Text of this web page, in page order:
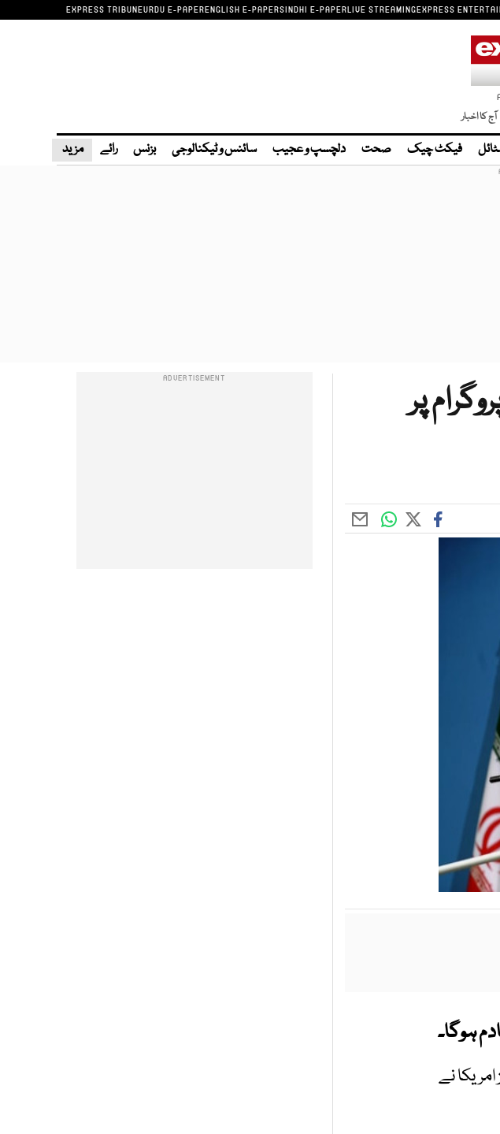
EXPRESS TRIBUNEURDU E-PAPERENGLISH E-PAPERSINDHI E-PAPERLIVE STREAMINGEXPRESS
کا اخبار
فیکٹ چیک صحت دلچسپ و عجیب سائنس و ٹیکنالوجی بزنس رائے مزید
پر
ہوگا۔
نے